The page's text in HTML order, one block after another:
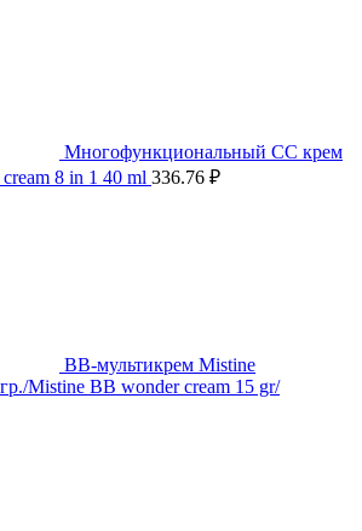
Многофункциональный СС крем
8 in 1 40 ml 336.76 ₽
BB-мультикрем Mistine
Mistine BB wonder cream 15 gr/